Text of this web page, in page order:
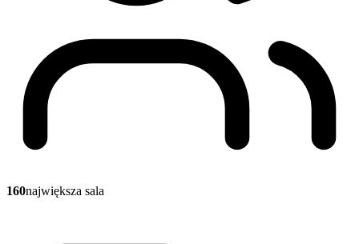
160największa sala